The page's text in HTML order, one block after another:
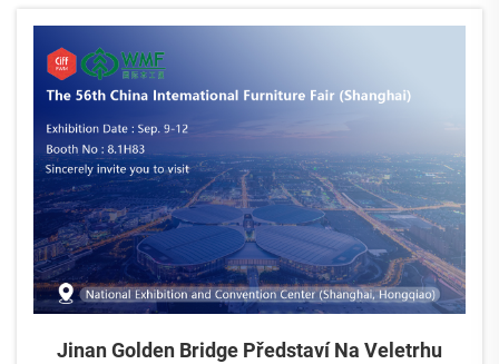
Jinan Golden Bridge Představí Na Veletrhu